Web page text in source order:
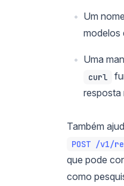
Um
modelos
Uma
curl
resposta
Também
POST /v1/
que pode
como